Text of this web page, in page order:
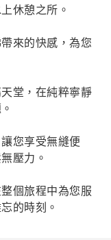
休憩之所。
來的快感，為您
堂，在純粹寧靜
您享受無縫便
壓力。
個旅程中為您服
的時刻。